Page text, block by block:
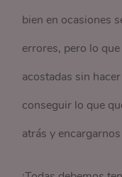
bien en ocasiones
errores, pero lo
acostadas sin
conseguir lo que
atrás y